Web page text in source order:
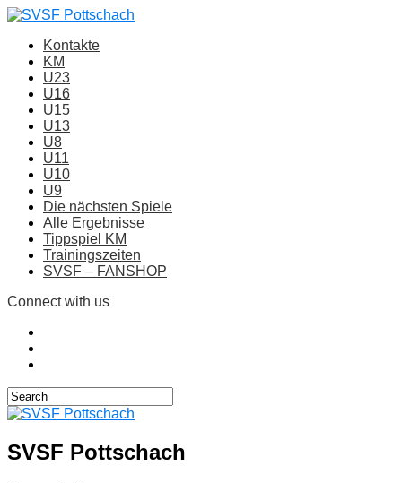
Kontakte
KM
U23
U16
U15
U13
U8
U11
U10
U9
Die nächsten Spiele
Alle Ergebnisse
Tippspiel KM
Trainingszeiten
SVSF – FANSHOP
Connect with us
SVSF Pottschach